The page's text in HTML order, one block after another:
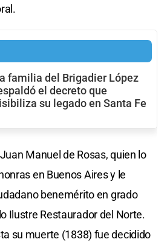
familia del Brigadier López
el decreto que
su legado en Santa Fe
Manuel de Rosas, quien lo
en Buenos Aires y le
benemérito en grado
Ilustre Restaurador del Norte.
su muerte (1838) fue decidido